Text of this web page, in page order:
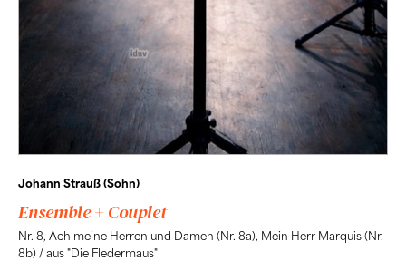
Johann Strauß (Sohn)
Ensemble + Couplet
Nr. 8, Ach meine Herren und Damen (Nr. 8a), Mein Herr Marquis (Nr.
8b) / aus "Die Fledermaus"